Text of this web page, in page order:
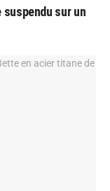
sur un